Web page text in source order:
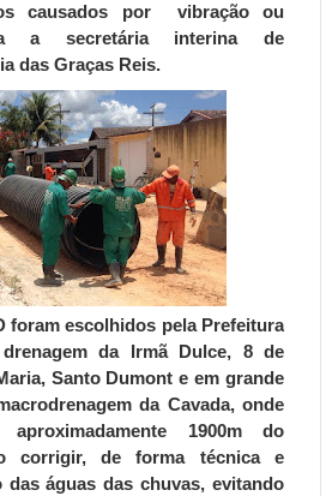
causados por vibração ou
a secretária interina de
das Graças Reis.
foram escolhidos pela Prefeitura
da Irmã Dulce, 8 de
Santo Dumont e em grande
da Cavada, onde
aproximadamente 1900m do
corrigir, de forma técnica e
das águas das chuvas, evitando